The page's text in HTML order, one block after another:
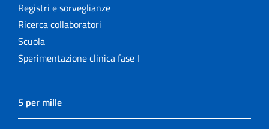
Registri e sorveglianze
Ricerca collaboratori
Scuola
Sperimentazione clinica fase I
5 per mille